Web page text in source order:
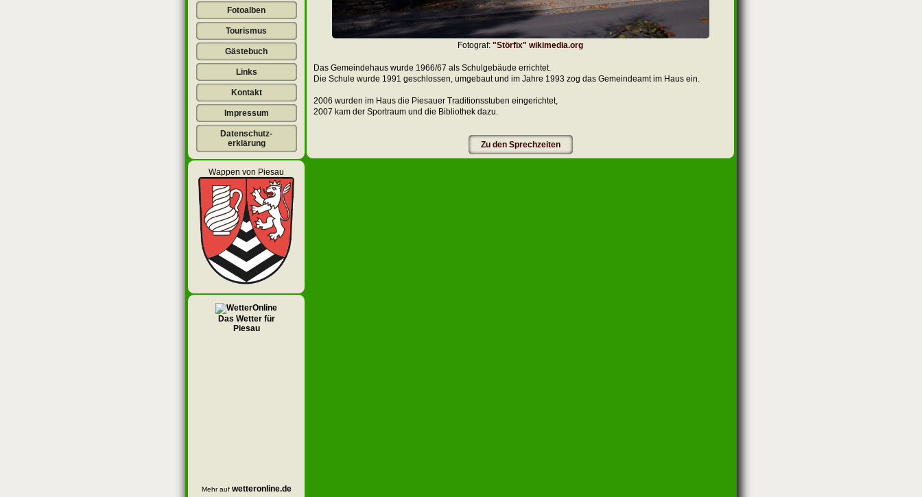
Fotoalben
Tourismus
Gästebuch
Links
Kontakt
Impressum
Datenschutz-
erklärung
Wappen von Piesau
Das Wetter für
Piesau
Mehr auf wetteronline.de
Fotograf: "Störfix" wikimedia.org
Das Gemeindehaus wurde 1966/67 als Schulgebäude errichtet.
Die Schule wurde 1991 geschlossen, umgebaut und im Jahre 1993 zog das Gemeindeamt im Haus ein.
2006 wurden im Haus die Piesauer Traditionsstuben eingerichtet,
2007 kam der Sportraum und die Bibliothek dazu.
Zu den Sprechzeiten